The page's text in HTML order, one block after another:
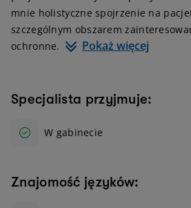
mnie holistyczne spojrzenie na
szczególnym obszarem
ochronne.
Pokaż więcej
Specjalista przyjmuje:
W gabinecie
Znajomość języków: